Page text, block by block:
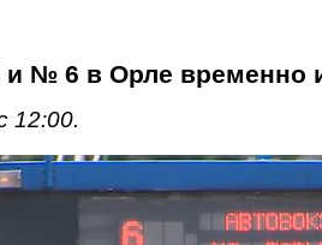
№ 6 в Орле временно
12:00.